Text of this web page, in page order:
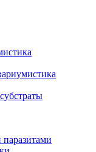
паразитами